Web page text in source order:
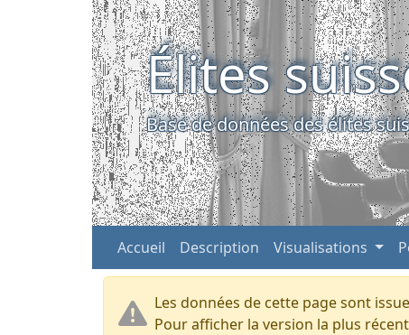
Élites
Base de données des élites
Accueil Description Visualisations
Les données de cette page sont
Pour afficher la version la plus